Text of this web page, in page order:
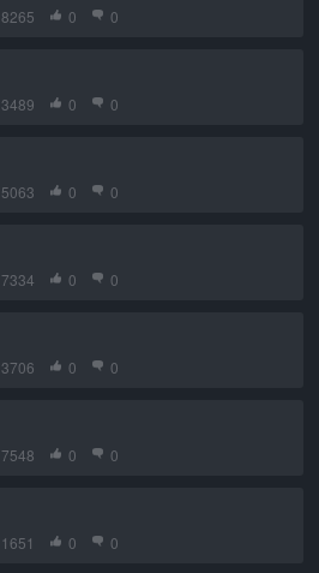
8265 0 0
3489 0 0
5063 0 0
7334 0 0
3706 0 0
7548 0 0
1651 0 0